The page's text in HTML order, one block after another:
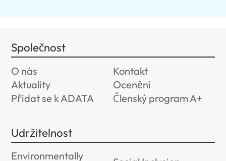
Společnost
O nás
Kontakt
Aktuality
Ocenění
Přidat se k ADATA
Členský program A+
Udržitelnost
Environmentally